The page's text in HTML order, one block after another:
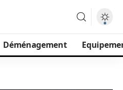
Déménagement